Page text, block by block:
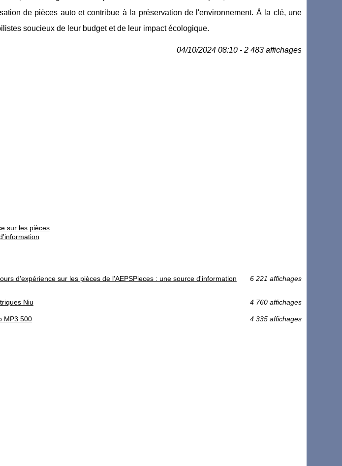
de pièces auto et contribue à la préservation de l'environnement. À la clé, une
soucieux de leur budget et de leur impact écologique.
04/10/2024 08:10 - 2 483 affichages
sur les pièces
d'expérience sur les pièces de l'AEPSPieces : une source d'information
6 221 affichages
Niu 4 760 affichages
MP3 500 4 335 affichages